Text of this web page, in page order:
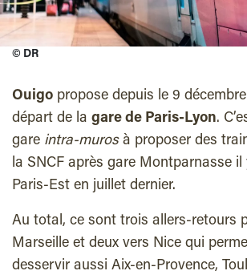
© DR
Ouigo propose depuis le 9
départ de la gare de Paris-Lyon.
gare intra-murosà proposer des
la SNCF après gare Montparnasse
Paris-Est en juillet dernier.
Au total, ce sont trois allers-retours
Marseille et deux vers Nice qui
desservir aussi Aix-en-Provence,